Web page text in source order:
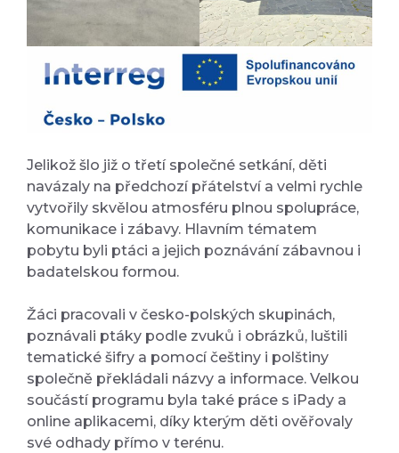
Jelikož šlo již o třetí společné setkání, děti
navázaly na předchozí přátelství a velmi rychle
vytvořily skvělou atmosféru plnou spolupráce,
komunikace i zábavy. Hlavním tématem
pobytu byli ptáci a jejich poznávání zábavnou i
badatelskou formou.
Žáci pracovali v česko-polských skupinách,
poznávali ptáky podle zvuků i obrázků, luštili
tematické šifry a pomocí češtiny i polštiny
společně překládali názvy a informace. Velkou
součástí programu byla také práce s iPady a
online aplikacemi, díky kterým děti ověřovaly
své odhady přímo v terénu.